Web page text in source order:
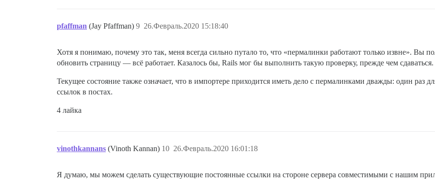
pfaffman (Jay Pfaffman) 26.Февраль.2020 15:18:40
9
Хотя я понимаю, почему это так, меня всегда сильно путало то, что «пермалинки работают только извне». Вы
обновить страницу — всё работает. Казалось бы, Rails мог бы выполнить такую проверку, прежде чем сдаваться.
Текущее состояние также означает, что в импортере приходится иметь дело с пермалинками дважды: один раз
ссылок в постах.
4 лайка
vinothkannans (Vinoth Kannan) 26.Февраль.2020 16:01:18
10
Я думаю, мы можем сделать существующие постоянные ссылки на стороне сервера совместимыми с нашим